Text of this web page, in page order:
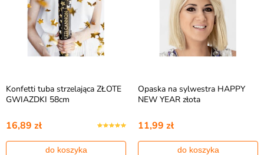
Konfetti tuba strzelająca ZŁOTE
GWIAZDKI 58cm
16,89 zł
do koszyka
Opaska na sylwestra HAPPY
NEW YEAR złota
11,99 zł
do koszyka